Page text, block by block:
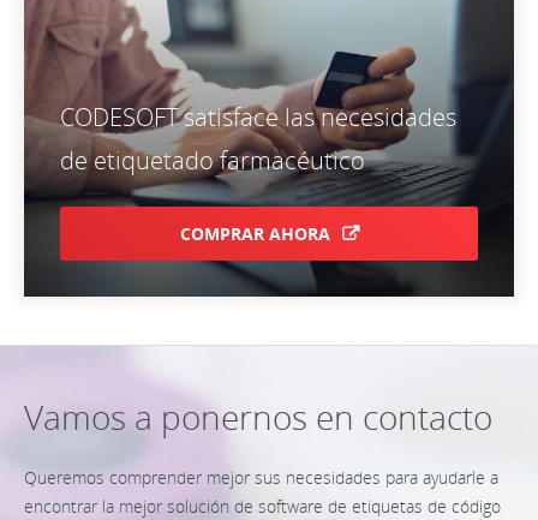
CODESOFT satisface las necesidades
de etiquetado farmacéutico
COMPRAR AHORA
Vamos a ponernos en contacto
Queremos comprender mejor sus necesidades para ayudarle a
encontrar la mejor solución de software de etiquetas de código